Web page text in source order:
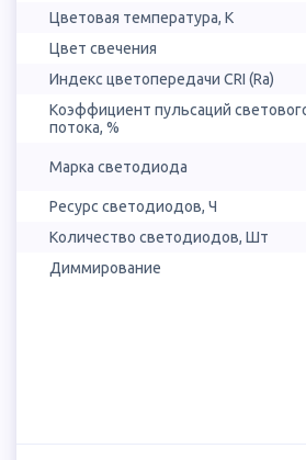
Цветовая температура, К
Цвет свечения
Индекс цветопередачи CRI (Ra)
Коэффициент пульсаций
потока, %
Марка светодиода
Ресурс светодиодов, Ч
Количество светодиодов, Шт
Диммирование